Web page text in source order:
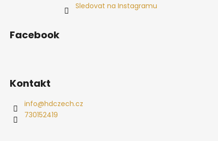
Sledovat na Instagramu
Facebook
Kontakt
info@hdczech.cz
730152419